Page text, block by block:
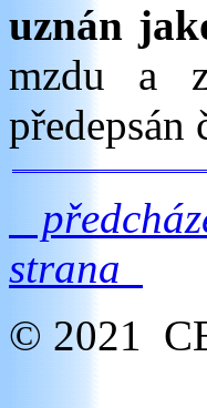
uznán
mzdu a
předepsán
strana
© 2021